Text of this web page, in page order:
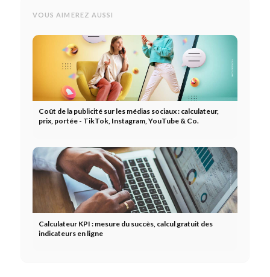
VOUS AIMEREZ AUSSI
Coût de la publicité sur les médias sociaux : calculateur,
prix, portée - TikTok, Instagram, YouTube & Co.
Calculateur KPI : mesure du succès, calcul gratuit des
indicateurs en ligne